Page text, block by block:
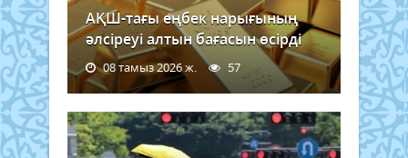
АҚШ-тағы еңбек нарығының
әлсіреуі алтын бағасын өсірді
08 тамыз 2026 ж. 57